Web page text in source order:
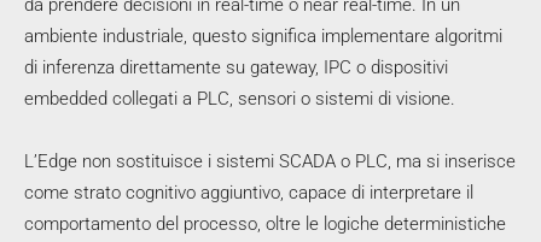
da prendere decisioni in real-time o near real-time. In un
ambiente industriale, questo significa implementare algoritmi
di inferenza direttamente su gateway, IPC o dispositivi
embedded collegati a PLC, sensori o sistemi di visione.
L’Edge non sostituisce i sistemi SCADA o PLC, ma si inserisce
come strato cognitivo aggiuntivo, capace di interpretare il
comportamento del processo, oltre le logiche deterministiche